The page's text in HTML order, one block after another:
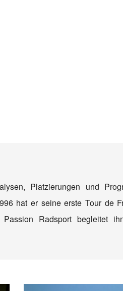
Platzierungen und
hat er seine erste Tour de
Radsport begleitet